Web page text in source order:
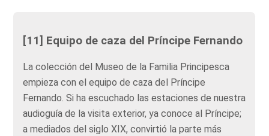
[11] Equipo de caza del Príncipe Fernando
La colección del Museo de la Familia Principesca
empieza con el equipo de caza del Príncipe
Fernando. Si ha escuchado las estaciones de nuestra
audioguía de la visita exterior, ya conoce al Príncipe;
a mediados del siglo XIX, convirtió la parte más